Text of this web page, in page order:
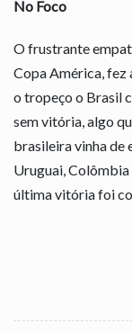
No Foco
O frustrante
Copa América, fez
o tropeço o Brasil
sem vitória, algo
brasileira vinha de
Uruguai,
última vitória foi